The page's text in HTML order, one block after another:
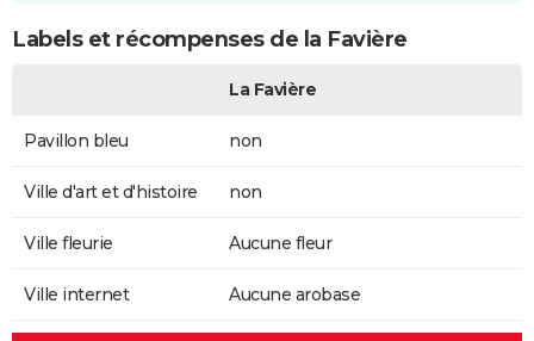
Labels et récompenses de la Favière
La Favière
Pavillon bleu non
Ville d'art et d'histoire non
Ville fleurie Aucune fleur
Ville internet Aucune arobase